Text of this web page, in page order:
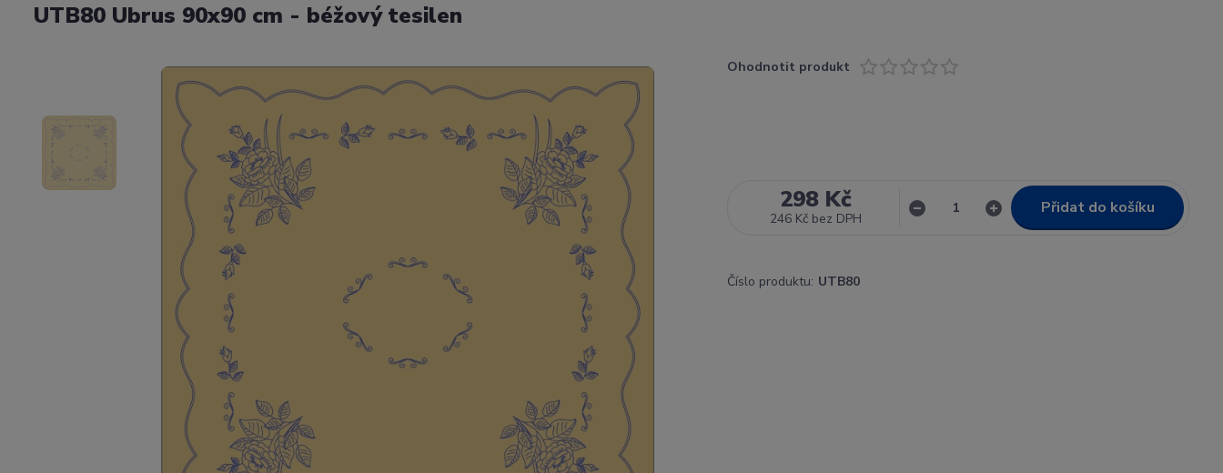
UTB80 Ubrus 90x90 cm - béžový tesilen
Ohodnotit produkt
298 Kč
246 Kč bez DPH
Přidat do košíku
Číslo produktu: UTB80